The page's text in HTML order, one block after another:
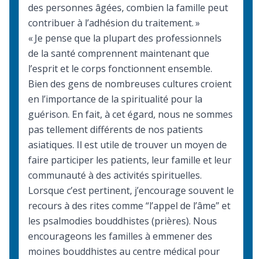
des personnes âgées, combien la famille peut
contribuer à l’adhésion du traitement. »
« Je pense que la plupart des professionnels
de la santé comprennent maintenant que
l’esprit et le corps fonctionnent ensemble.
Bien des gens de nombreuses cultures croient
en l’importance de la spiritualité pour la
guérison. En fait, à cet égard, nous ne sommes
pas tellement différents de nos patients
asiatiques. Il est utile de trouver un moyen de
faire participer les patients, leur famille et leur
communauté à des activités spirituelles.
Lorsque c’est pertinent, j’encourage souvent le
recours à des rites comme “l’appel de l’âme” et
les psalmodies bouddhistes (prières). Nous
encourageons les familles à emmener des
moines bouddhistes au centre médical pour